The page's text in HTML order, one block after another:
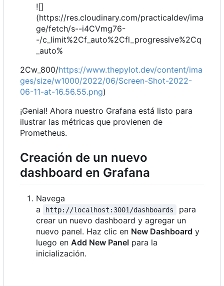
![]
(https://res.cloudinary.com/practicaldev/ima
ge/fetch/s--i4CVmg76-
-/c_limit%2Cf_auto%2Cfl_progressive%2Cq
_auto%
2Cw_800/https://www.thepylot.dev/content/ima
ges/size/w1000/2022/06/Screen-Shot-2022-
06-11-at-16.56.55.png)
¡Genial! Ahora nuestro Grafana está listo para
ilustrar las métricas que provienen de
Prometheus.
Creación de un nuevo
dashboard en Grafana
Navega
a
http://localhost:3001/dashboards
para
crear un nuevo dashboard y agregar un
nuevo panel. Haz clic en New Dashboard y
luego en Add New Panel para la
inicialización.